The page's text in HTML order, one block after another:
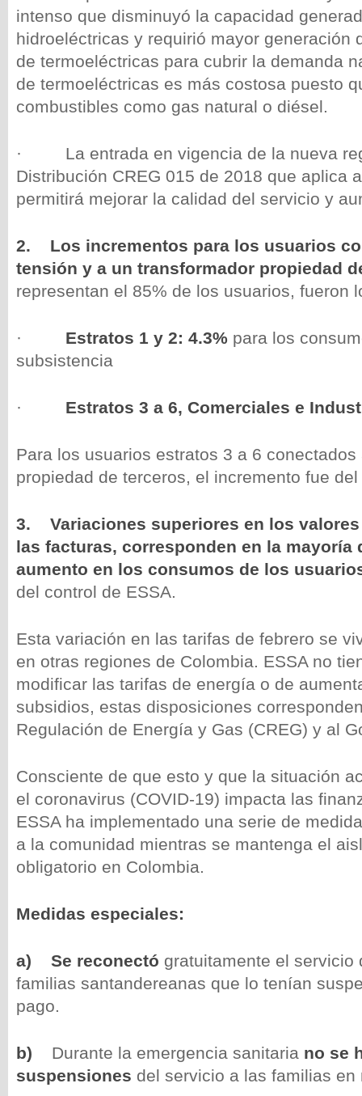
intenso que disminuyó la capacidad
hidroeléctricas y requirió mayor generación
de termoeléctricas para cubrir la demanda
de termoeléctricas es más costosa puesto
combustibles como gas natural o diésel.
· La entrada en vigencia de la nueva
Distribución CREG 015 de 2018 que aplica
permitirá mejorar la calidad del servicio y
2. Los incrementos para los usuarios
tensión y a un transformador propiedad
representan el 85% de los usuarios, fueron
· Estratos 1 y 2: 4.3% para los
subsistencia
· Estratos 3 a 6, Comerciales e
Para los usuarios estratos 3 a 6
propiedad de terceros, el incremento fue
3. Variaciones superiores en los
las facturas, corresponden en la mayoría
aumento en los consumos de los
del control de ESSA.
Esta variación en las tarifas de febrero se
en otras regiones de Colombia. ESSA no
modificar las tarifas de energía o de
subsidios, estas disposiciones
Regulación de Energía y Gas (CREG) y al
Consciente de que esto y que la situación
el coronavirus (COVID-19) impacta las
ESSA ha implementado una serie de
a la comunidad mientras se mantenga el
obligatorio en Colombia.
Medidas especiales:
a) Se reconectó gratuitamente el servicio
familias santandereanas que lo tenían
pago.
b) Durante la emergencia sanitaria no se
suspensiones del servicio a las familias en